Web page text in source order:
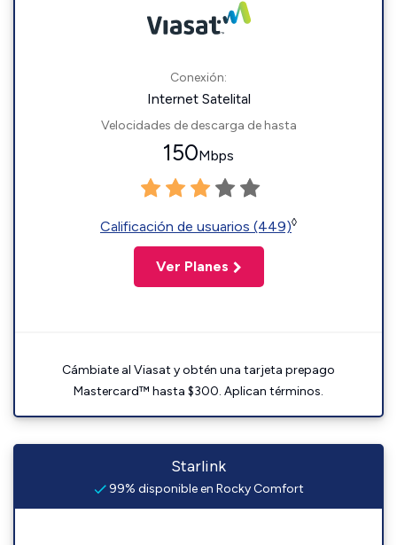
Conexión:
Internet Satelital
Velocidades de descarga de hasta
150Mbps
Calificación de usuarios (449)◊
Ver Planes
Cámbiate al Viasat y obtén una tarjeta prepago
Mastercard™ hasta $300. Aplican términos.
Starlink
99% disponible en Rocky Comfort